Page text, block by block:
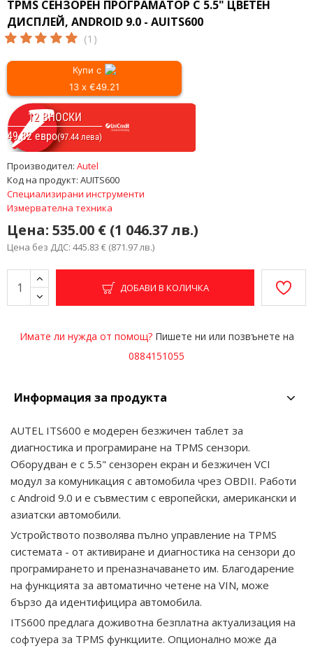
TPMS СЕНЗОРЕН ПРОГРАМАТОР С 5.5" ЦВЕТЕН
ДИСПЛЕЙ, ANDROID 9.0 - AUITS600
(1)
Цена: 535.00 € (1 046.37 лв.)
Цена без ДДС: 445.83 € (871.97 лв.)
Производител: Autel
Код на продукт: AUITS600
Специализирани инструменти
Измервателна техника
ДОБАВИ В КОЛИЧКА
Купи с
13 x €49.21
12 ВНОСКИ
49.82 евро(97.44 лева)
Имате ли нужда от помощ?Пишете ни или позвънете на
0884151055
Информация за продукта
AUTEL ITS600 е модерен безжичен таблет за
диагностика и програмиране на TPMS сензори.
Оборудван е с 5.5" сензорен екран и безжичен VCI
модул за комуникация с автомобила чрез OBDII. Работи
с Android 9.0 и е съвместим с европейски, американски и
азиатски автомобили.
Устройството позволява пълно управление на TPMS
системата - от активиране и диагностика на сензори до
програмирането и преназначаването им. Благодарение
на функцията за автоматично четене на VIN, може
бързо да идентифицира автомобила.
ITS600 предлага доживотна безплатна актуализация на
софтуера за TPMS функциите. Опционално може да